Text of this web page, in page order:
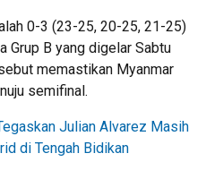
0-3 (23-25, 20-25, 21-25)
Grup B yang digelar Sabtu
memastikan Myanmar
semifinal.
Julian Alvarez Masih
di Tengah Bidikan